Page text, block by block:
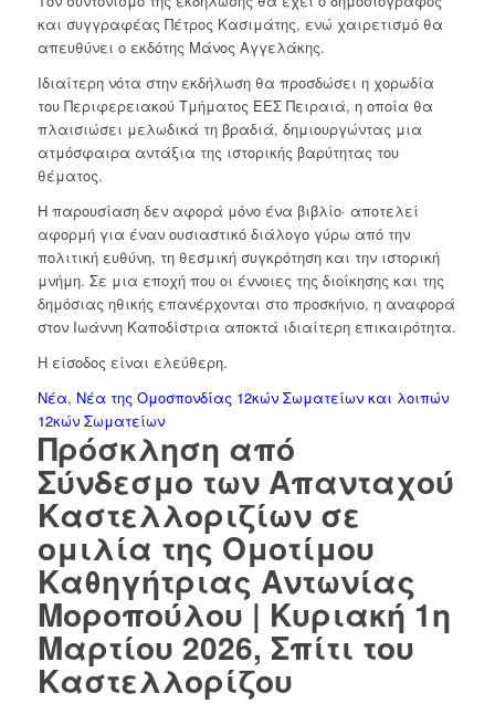
και συγγραφέας Πέτρος Κασιμάτης, ενώ χαιρετισμό θα
απευθύνει ο εκδότης Μάνος Αγγελάκης.
Ιδιαίτερη νότα στην εκδήλωση θα προσδώσει η χορωδία
του Περιφερειακού Τμήματος ΕΕΣ Πειραιά, η οποία θα
πλαισιώσει μελωδικά τη βραδιά, δημιουργώντας μια
ατμόσφαιρα αντάξια της ιστορικής βαρύτητας του
θέματος.
Η παρουσίαση δεν αφορά μόνο ένα βιβλίο· αποτελεί
αφορμή για έναν ουσιαστικό διάλογο γύρω από την
πολιτική ευθύνη, τη θεσμική συγκρότηση και την ιστορική
μνήμη. Σε μια εποχή που οι έννοιες της διοίκησης και της
δημόσιας ηθικής επανέρχονται στο προσκήνιο, η αναφορά
στον Ιωάννη Καποδίστρια αποκτά ιδιαίτερη επικαιρότητα.
Η είσοδος είναι ελεύθερη.
Νέα, Νέα της Ομοσπονδίας 12κών Σωματείων και λοιπών
12κών Σωματείων
Πρόσκληση από
Σύνδεσμο των Απανταχού
Καστελλοριζίων σε
ομιλία της Ομοτίμου
Καθηγήτριας Αντωνίας
Μοροπούλου | Κυριακή 1η
Μαρτίου 2026, Σπίτι του
Καστελλορίζου